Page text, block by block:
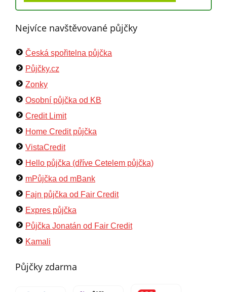
Nejvíce navštěvované půjčky
Česká spořitelna půjčka
Půjčky.cz
Zonky
Osobní půjčka od KB
Credit Limit
Home Credit půjčka
VistaCredit
Hello půjčka (dříve Cetelem půjčka)
mPůjčka od mBank
Fajn půjčka od Fair Credit
Expres půjčka
Půjčka Jonatán od Fair Credit
Kamali
Půjčky zdarma